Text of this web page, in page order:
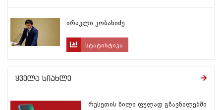
ირაკლი კობახიძე
სტატისტიკა
ყველა სიახლე
რუსეთის წილი ფულად გზავნილებში